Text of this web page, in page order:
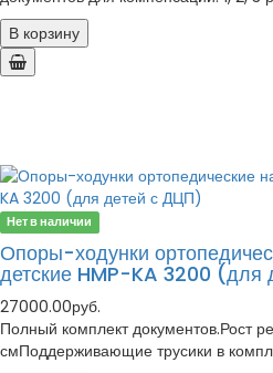
В корзину
Нет в наличии
Опоры-ходунки
детские HMP-KA 3200 (для
27000.00руб.
Полный комплект документов.Рост
смПоддерживающие трусики в